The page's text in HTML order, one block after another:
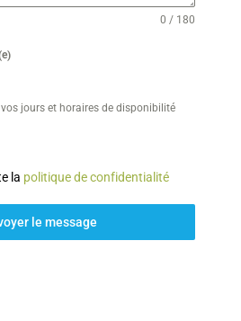
0 / 180
jours et horaires de disponibilité
la politique de confidentialité
le message